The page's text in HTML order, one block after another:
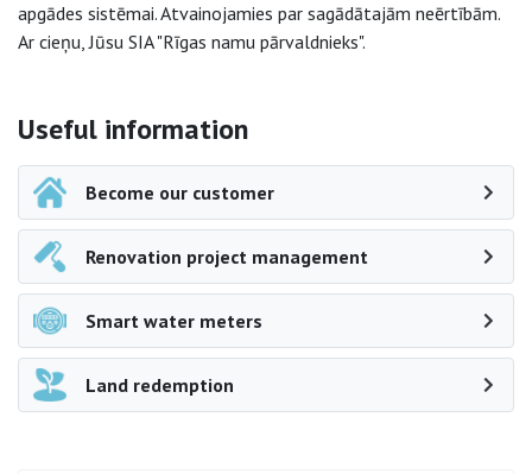
apgādes sistēmai. Atvainojamies par sagādātajām neērtībām.
Ar cieņu, Jūsu SIA "Rīgas namu pārvaldnieks".
Side navigation
Useful information
Become our customer
Renovation project management
Smart water meters
Land redemption